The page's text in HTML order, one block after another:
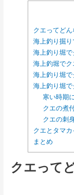
クエってどん
海上釣り掘
海上釣り堀で
海上釣堀で
海上釣り堀
海上釣り堀
寒い時期
クエの煮
クエの刺
クエとタマ
まとめ
クエって